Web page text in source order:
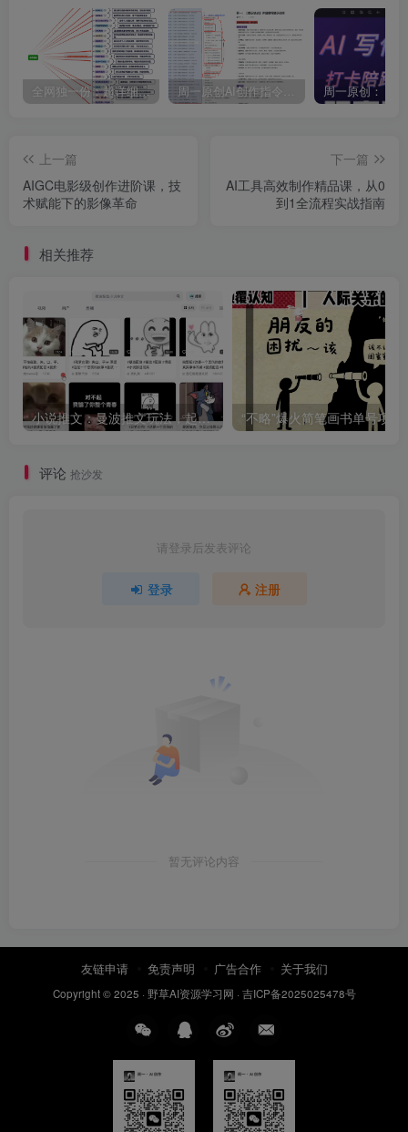
全网独一份：超详细的40+个自媒体赛道领域解析手册，让你的内容创作不再局限！
上一篇
AIGC电影级创作进阶课，技
术赋能下的影像革命
下一篇
AI工具高效制作精品课，从0
到1全流程实战指南
相关推荐
小说推文：曼波推文玩法，起号快，流量猛，一天收益1k+
评论 抢沙发
请登录后发表评论
登录 注册
暂无评论内容
友链申请 免责声明 广告合作 关于我们
Copyright © 2025 · 野草AI资源学习网 · 吉ICP备2025025478号